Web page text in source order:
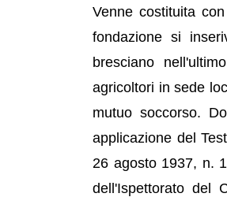
Venne costituita
fondazione si
bresciano
agricoltori in sede
mutuo soccorso.
applicazione del
26 agosto 1937, n.
dell'Ispettorato del